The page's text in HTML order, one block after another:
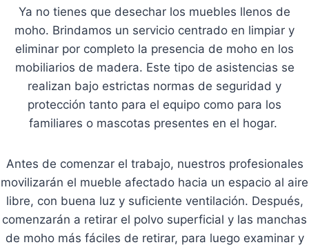
Ya no tienes que desechar los muebles llenos de
moho. Brindamos un servicio centrado en limpiar y
eliminar por completo la presencia de moho en los
mobiliarios de madera. Este tipo de asistencias se
realizan bajo estrictas normas de seguridad y
protección tanto para el equipo como para los
familiares o mascotas presentes en el hogar.
Antes de comenzar el trabajo, nuestros profesionales
movilizarán el mueble afectado hacia un espacio al aire
libre, con buena luz y suficiente ventilación. Después,
comenzarán a retirar el polvo superficial y las manchas
de moho más fáciles de retirar, para luego examinar y